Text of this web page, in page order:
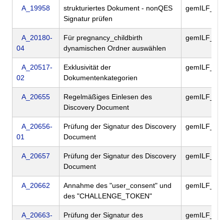
A_19958
strukturiertes Dokument - nonQES
Signatur prüfen
A_20180-
04
Für pregnancy_childbirth
dynamischen Ordner auswählen
A_20517-
02
Exklusivität der
Dokumentenkategorien
A_20655
Regelmäßiges Einlesen des
Discovery Document
A_20656-
01
Prüfung der Signatur des Discovery
Document
A_20657
Prüfung der Signatur des Discovery
Document
A_20662
Annahme des "user_consent" und
des "CHALLENGE_TOKEN"
A_20663-
Prüfung der Signatur des